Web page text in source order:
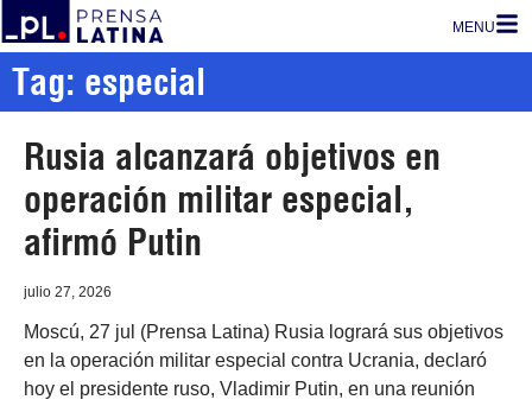
MENU
Tag: especial
Rusia alcanzará objetivos en
operación militar especial,
afirmó Putin
julio 27, 2026
Moscú, 27 jul (Prensa Latina) Rusia logrará sus objetivos
en la operación militar especial contra Ucrania, declaró
hoy el presidente ruso, Vladimir Putin, en una reunión